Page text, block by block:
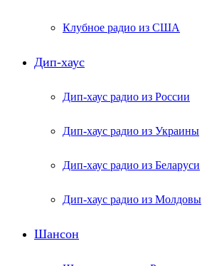
Клубное радио из США
Дип-хаус
Дип-хаус радио из России
Дип-хаус радио из Украины
Дип-хаус радио из Беларуси
Дип-хаус радио из Молдовы
Шансон